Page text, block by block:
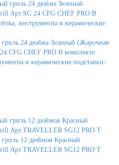
гриль 24 дюйма Зеленый (Жарочная
CFG CHEF PRO В комплекте:
и керамические подставки-
гриль 12 дюймов Красный
Арт.TRAVELLER SG12 PRO T